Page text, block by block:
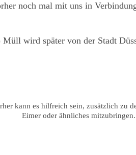
noch mal mit uns in
Müll wird später von der Stadt
kann es hilfreich sein, zusätzlich zu
Eimer oder ähnliches mitzubringen.